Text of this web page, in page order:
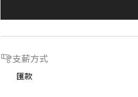
支薪方式
匯款